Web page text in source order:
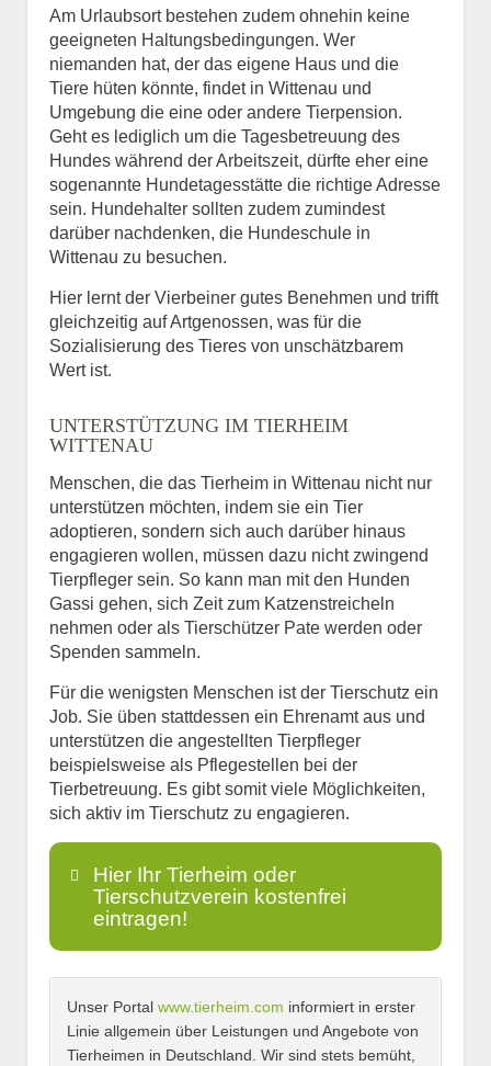
Am Urlaubsort bestehen zudem ohnehin keine
geeigneten Haltungsbedingungen. Wer
niemanden hat, der das eigene Haus und die
Tiere hüten könnte, findet in Wittenau und
Umgebung die eine oder andere Tierpension.
Geht es lediglich um die Tagesbetreuung des
Hundes während der Arbeitszeit, dürfte eher eine
sogenannte Hundetagesstätte die richtige Adresse
sein. Hundehalter sollten zudem zumindest
darüber nachdenken, die Hundeschule in
Wittenau zu besuchen.
Hier lernt der Vierbeiner gutes Benehmen und trifft
gleichzeitig auf Artgenossen, was für die
Sozialisierung des Tieres von unschätzbarem
Wert ist.
UNTERSTÜTZUNG IM TIERHEIM
WITTENAU
Menschen, die das Tierheim in Wittenau nicht nur
unterstützen möchten, indem sie ein Tier
adoptieren, sondern sich auch darüber hinaus
engagieren wollen, müssen dazu nicht zwingend
Tierpfleger sein. So kann man mit den Hunden
Gassi gehen, sich Zeit zum Katzenstreicheln
nehmen oder als Tierschützer Pate werden oder
Spenden sammeln.
Für die wenigsten Menschen ist der Tierschutz ein
Job. Sie üben stattdessen ein Ehrenamt aus und
unterstützen die angestellten Tierpfleger
beispielsweise als Pflegestellen bei der
Tierbetreuung. Es gibt somit viele Möglichkeiten,
sich aktiv im Tierschutz zu engagieren.
Hier Ihr Tierheim oder
Tierschutzverein kostenfrei
eintragen!
Name*
Unser Portal www.tierheim.com informiert in erster
Linie allgemein über Leistungen und Angebote von
Tierheimen in Deutschland. Wir sind stets bemüht,